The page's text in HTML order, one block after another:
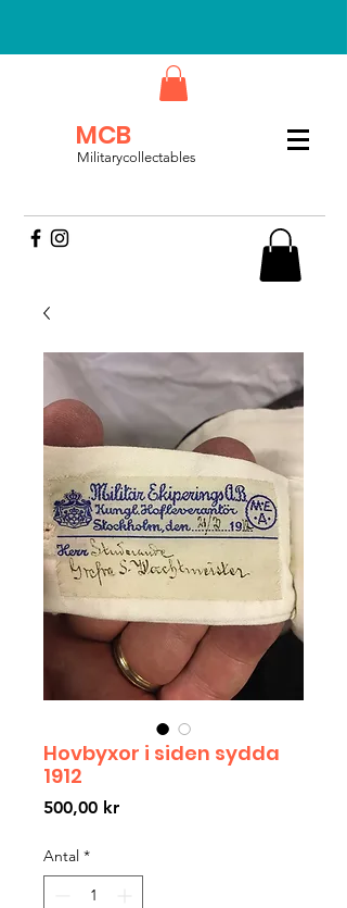
MCB
Militarycollectables
Hovbyxor i siden sydda
1912
500,00 krPris
Antal *